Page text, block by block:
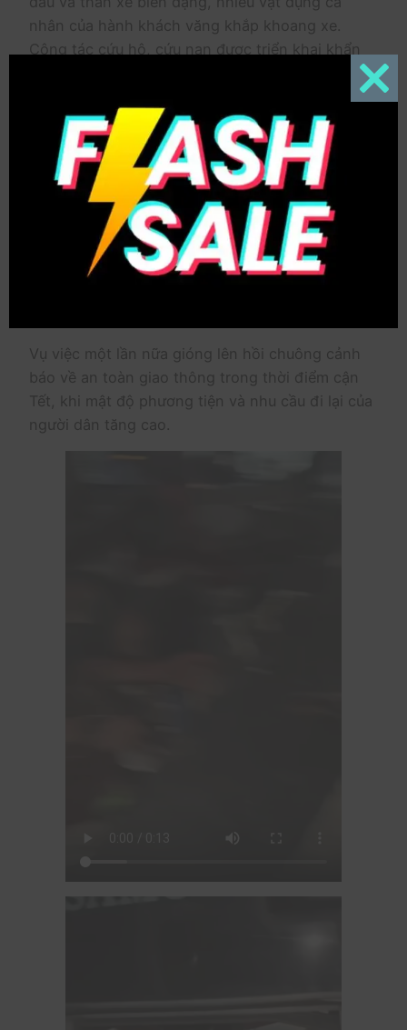
nhân của hành khách văng khắp khoang xe.
Công tác cứu hộ, cứu nạn được triển khai khẩn
Một số hành khách cho biết, họ vừa bắt đầu
chuyến về quê đoàn tụ gia đình dịp Tết thì không
may gặp nạn, “chưa kịp về tới nhà đã gặp cảnh
Hiện lực lượng chức năng tỉnh Hậu Giang đang
tiến hành khám nghiệm hiện trường, điều tra làm
Vụ việc một lần nữa gióng lên hồi chuông cảnh
báo về an toàn giao thông trong thời điểm cận
Tết, khi mật độ phương tiện và nhu cầu đi lại của
người dân tăng cao.
Close